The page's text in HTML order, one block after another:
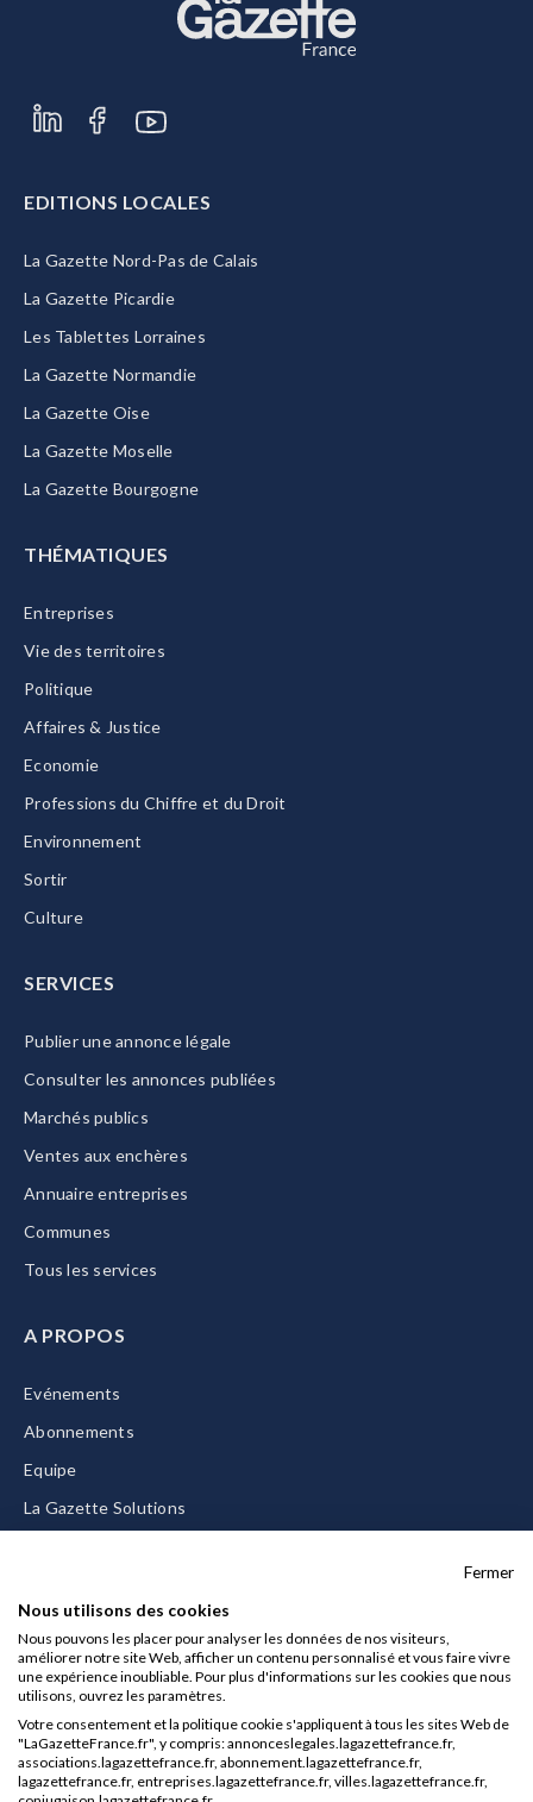
EDITIONS LOCALES
La Gazette Nord-Pas de Calais
La Gazette Picardie
Les Tablettes Lorraines
La Gazette Normandie
La Gazette Oise
La Gazette Moselle
La Gazette Bourgogne
THÉMATIQUES
Entreprises
Vie des territoires
Politique
Affaires & Justice
Economie
Professions du Chiffre et du Droit
Environnement
Sortir
Culture
SERVICES
Publier une annonce légale
Consulter les annonces publiées
Marchés publics
Ventes aux enchères
Annuaire entreprises
Communes
Tous les services
A PROPOS
Evénements
Abonnements
Equipe
La Gazette Solutions
Mentions légales
CGU/CGV
Données personnelles
Charte sur les cookies
Fermer
Nous utilisons des cookies
Nous pouvons les placer pour analyser les données de nos visiteurs,
améliorer notre site Web, afficher un contenu personnalisé et vous faire vivre
une expérience inoubliable. Pour plus d'informations sur les cookies que nous
utilisons, ouvrez les paramètres.
Votre consentement et la politique cookie s'appliquent à tous les sites Web de
"LaGazetteFrance.fr", y compris: annonceslegales.lagazettefrance.fr,
associations.lagazettefrance.fr, abonnement.lagazettefrance.fr,
lagazettefrance.fr, entreprises.lagazettefrance.fr, villes.lagazettefrance.fr,